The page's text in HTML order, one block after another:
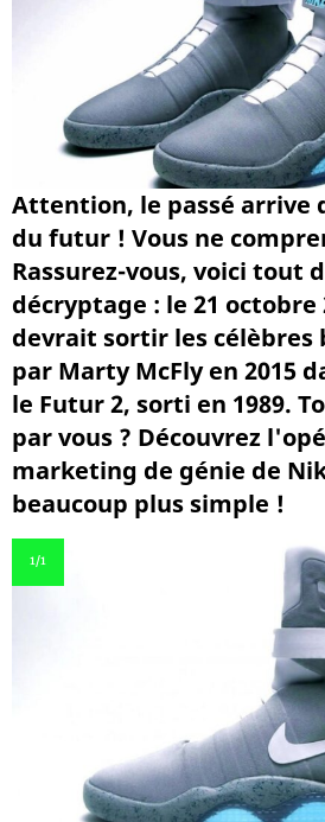
Attention, le passé arrive
du futur ! Vous ne
Rassurez-vous, voici tout
décryptage : le 21 octobre
devrait sortir les célèbres
par Marty McFly en 2015
le Futur 2, sorti en 1989.
par vous ? Découvrez
marketing de génie de
beaucoup plus simple !
1/1